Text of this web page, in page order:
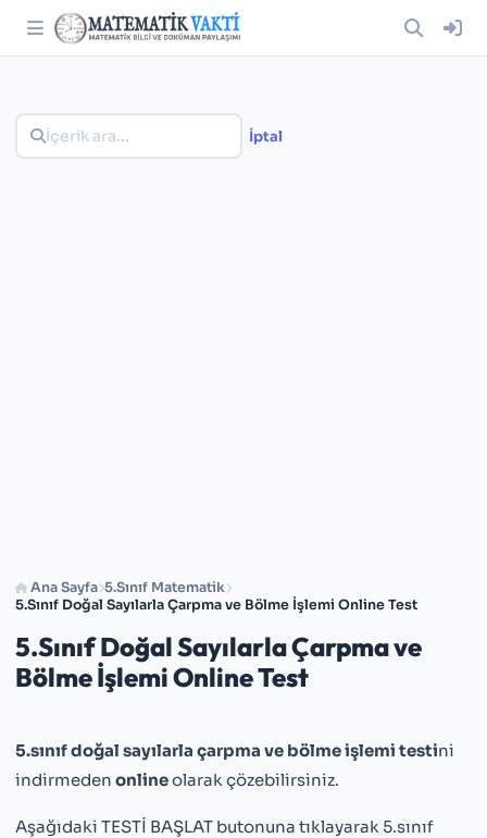
Ana Sayfa 5.Sınıf Matematik
5.Sınıf Doğal Sayılarla Çarpma ve Bölme İşlemi Online Test
5.Sınıf Doğal Sayılarla Çarpma ve
Bölme İşlemi Online Test
5.sınıf doğal sayılarla çarpma ve bölme işlemi testini
indirmeden onlineolarak çözebilirsiniz.
Aşağıdaki TESTİ BAŞLAT butonuna tıklayarak 5.sınıf
İptal